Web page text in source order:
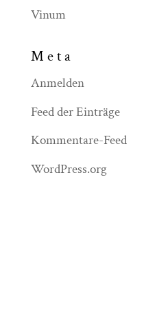
Vinum
Meta
Anmelden
Feed der Einträge
Kommentare-Feed
WordPress.org